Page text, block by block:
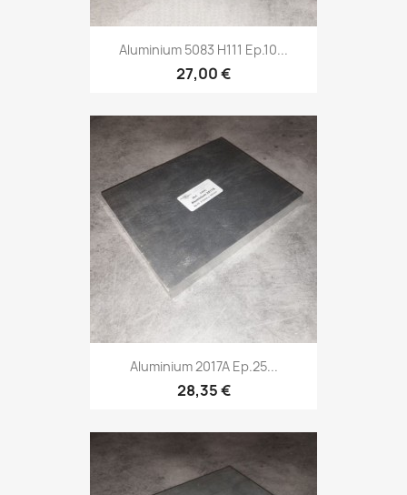
Aluminium 5083 H111 Ep.10...
27,00 €
Aluminium 2017A Ep.25...
28,35 €